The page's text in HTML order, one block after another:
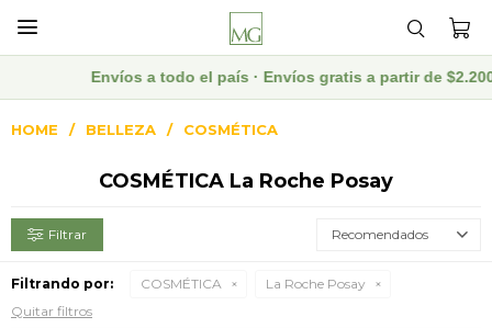

Envíos a todo el país · Envíos gratis a partir de $2.200
HOME BELLEZA COSMÉTICA
COSMÉTICA La Roche Posay
Recomendados
Filtrando por: COSMÉTICA
La Roche Posay
Quitar filtros